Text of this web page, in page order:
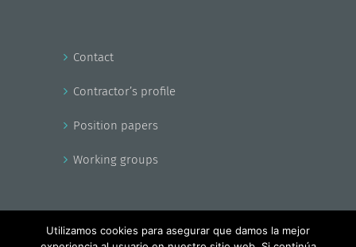
Contact
Contractor’s profile
Position papers
Working groups
Utilizamos cookies para asegurar que damos la mejor